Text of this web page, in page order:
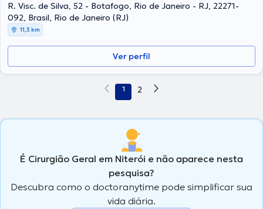
R. Visc. de Silva, 52 - Botafogo, Rio de Janeiro - RJ, 22271-
092, Brasil, Rio de Janeiro (RJ)
11,3 km
Ver perfil
1 2
É Cirurgião Geral em Niterói e não aparece nesta
pesquisa?
Descubra como o doctoranytime pode simplificar sua
vida diária.